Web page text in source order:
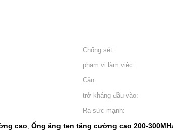
Chống sét:
phạm vi làm việc:
Cân:
trở kháng đầu vào:
Ra sức mạnh:
cao, Ống ăng ten tăng cường cao 200-